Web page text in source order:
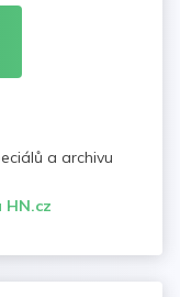
a archivu
HN.cz